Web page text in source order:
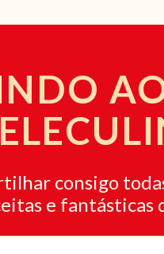
consigo
e fantásticas